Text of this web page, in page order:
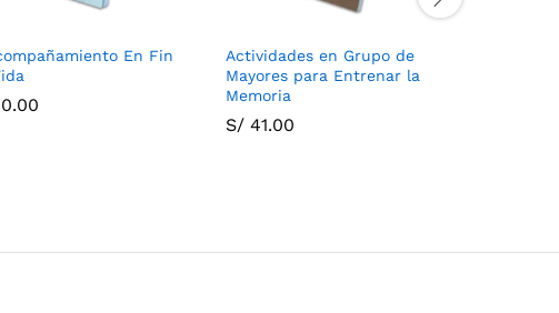
En Fin
Actividades en Grupo de
Mayores para Entrenar la
Memoria
S/ 41.00